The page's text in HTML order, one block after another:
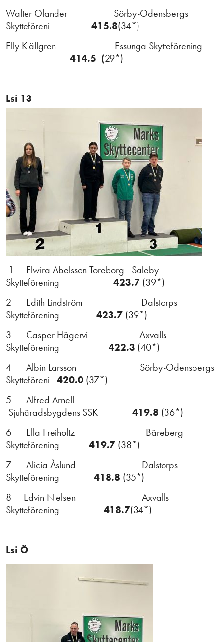
Walter Olander Sörby-Odensbergs
Skytteföreni 415.8(34*)
Elly Kjällgren Essunga Skytteförening
414.5 (29*)
Lsi 13
1 Elwira Abelsson Toreborg Saleby
Skytteförening 423.7 (39*)
2 Edith Lindström Dalstorps
Skytteförening 423.7 (39*)
3 Casper Hägervi Axvalls
Skytteförening 422.3 (40*)
4 Albin Larsson Sörby-Odensbergs
Skytteföreni 420.0 (37*)
5 Alfred Arnell
Sjuhäradsbygdens SSK 419.8 (36*)
6 Ella Freiholtz Bäreberg
Skytteförening 419.7 (38*)
7 Alicia Åslund Dalstorps
Skytteförening 418.8 (35*)
8 Edvin Nielsen Axvalls
Skytteförening 418.7(34*)
Lsi Ö